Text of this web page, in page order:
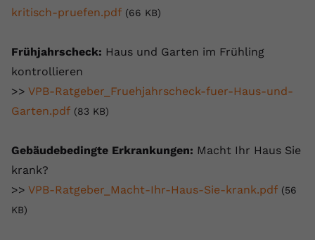
kritisch-pruefen.pdf (66 KB)
Frühjahrscheck: Haus und Garten im Frühling
kontrollieren
>> VPB-Ratgeber_Fruehjahrscheck-fuer-Haus-und-
Garten.pdf (83 KB)
Gebäudebedingte Erkrankungen: Macht Ihr Haus Sie
krank?
>> VPB-Ratgeber_Macht-Ihr-Haus-Sie-krank.pdf (56
KB)